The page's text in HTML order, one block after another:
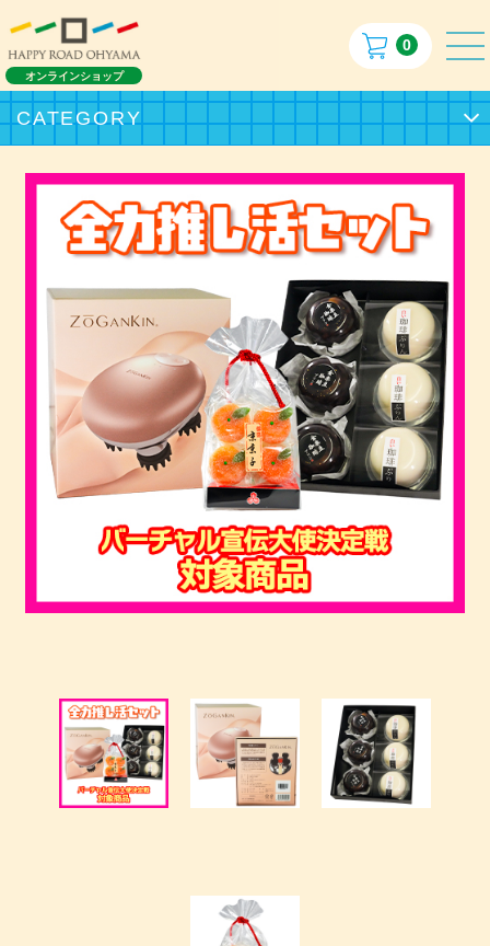
オンラインショップ
0
CATEGORY